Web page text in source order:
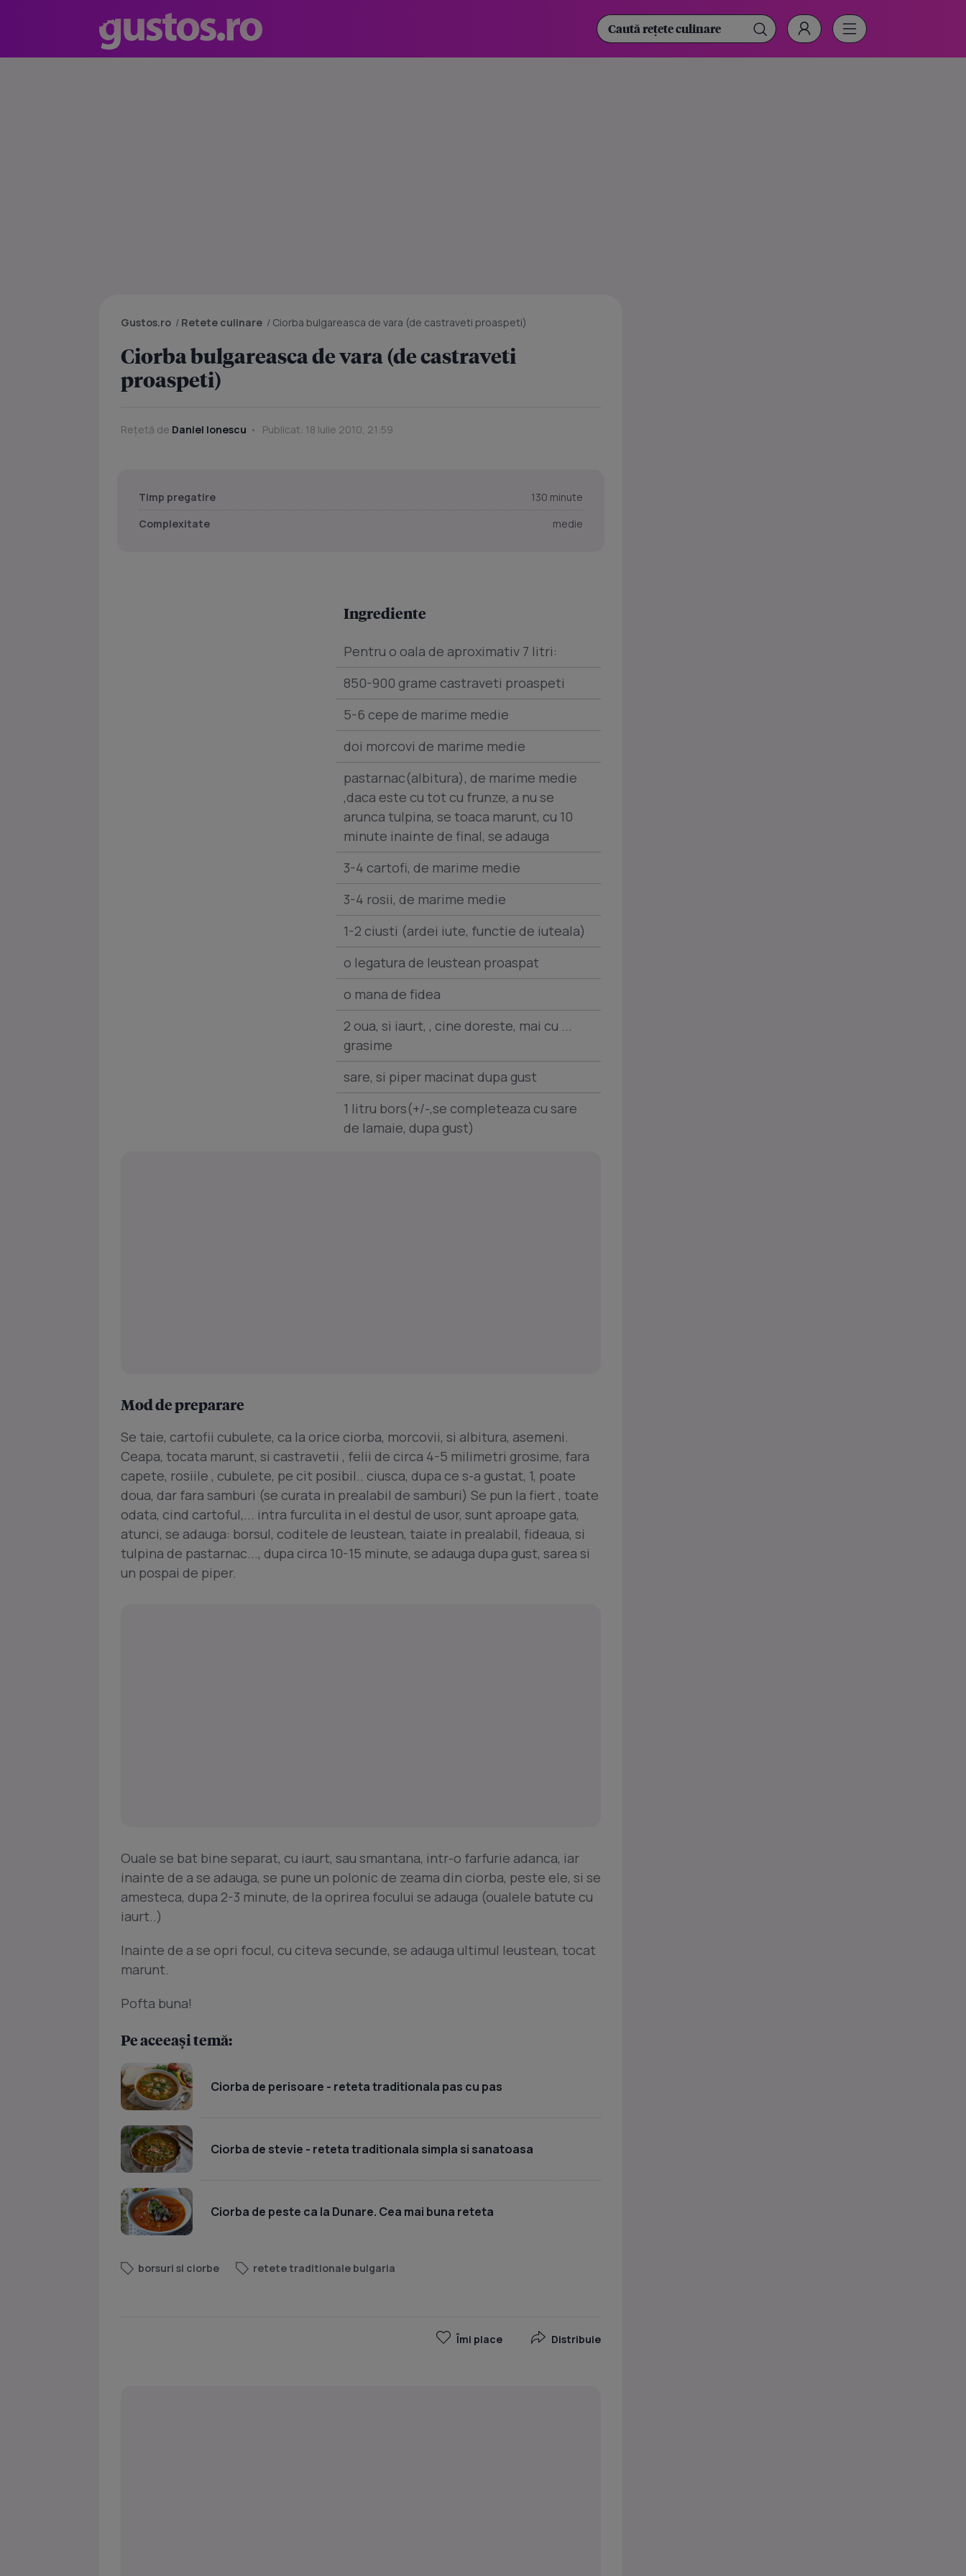
Gustos.ro / Retete culinare / Ciorba bulgareasca de vara (de castraveti proaspeti)
Ciorba bulgareasca de vara (de castraveti
proaspeti)
Rețetă de Daniel Ionescu Publicat: 18 Iulie 2010, 21:59
Timp pregatire
130 minute
Complexitate
medie
Ingrediente
Pentru o oala de aproximativ 7 litri:
850-900 grame castraveti proaspeti
5-6 cepe de marime medie
doi morcovi de marime medie
pastarnac(albitura), de marime medie
,daca este cu tot cu frunze, a nu se
arunca tulpina, se toaca marunt, cu 10
minute inainte de final, se adauga
3-4 cartofi, de marime medie
3-4 rosii, de marime medie
1-2 ciusti (ardei iute, functie de iuteala)
o legatura de leustean proaspat
o mana de fidea
2 oua, si iaurt, , cine doreste, mai cu ...
grasime
sare, si piper macinat dupa gust
1 litru bors(+/-,se completeaza cu sare
de lamaie, dupa gust)
Mod de preparare
Se taie, cartofii cubulete, ca la orice ciorba, morcovii, si albitura, asemeni.
Ceapa, tocata marunt, si castravetii , felii de circa 4-5 milimetri grosime, fara
capete, rosiile , cubulete, pe cit posibil.. ciusca, dupa ce s-a gustat, 1, poate
doua, dar fara samburi (se curata in prealabil de samburi) Se pun la fiert , toate
odata, cind cartoful,... intra furculita in el destul de usor, sunt aproape gata,
atunci, se adauga: borsul, coditele de leustean, taiate in prealabil, fideaua, si
tulpina de pastarnac..., dupa circa 10-15 minute, se adauga dupa gust, sarea si
un pospai de piper.
Ouale se bat bine separat, cu iaurt, sau smantana, intr-o farfurie adanca, iar
inainte de a se adauga, se pune un polonic de zeama din ciorba, peste ele, si se
amesteca, dupa 2-3 minute, de la oprirea focului se adauga (oualele batute cu
iaurt..)
Inainte de a se opri focul, cu citeva secunde, se adauga ultimul leustean, tocat
marunt.
Pofta buna!
Pe aceeași temă:
Ciorba de perisoare - reteta traditionala pas cu pas
Ciorba de stevie - reteta traditionala simpla si sanatoasa
Ciorba de peste ca la Dunare. Cea mai buna reteta
borsuri si ciorbe retete traditionale bulgaria
Îmi place Distribuie